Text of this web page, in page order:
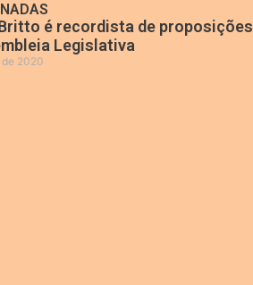
é recordista de proposições
Legislativa
de 2020